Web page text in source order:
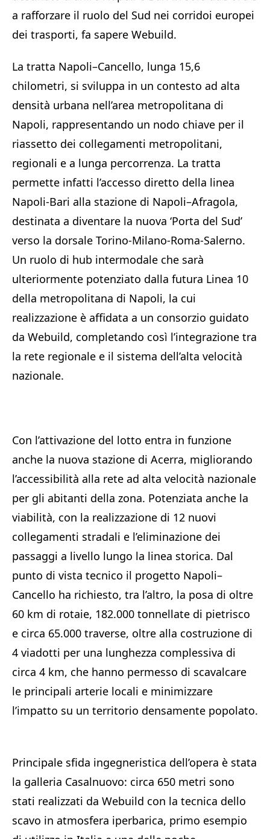
a rafforzare il ruolo del Sud nei corridoi europei
dei trasporti, fa sapere Webuild.
La tratta Napoli–Cancello, lunga 15,6
chilometri, si sviluppa in un contesto ad alta
densità urbana nell’area metropolitana di
Napoli, rappresentando un nodo chiave per il
riassetto dei collegamenti metropolitani,
regionali e a lunga percorrenza. La tratta
permette infatti l’accesso diretto della linea
Napoli-Bari alla stazione di Napoli–Afragola,
destinata a diventare la nuova ‘Porta del Sud’
verso la dorsale Torino-Milano-Roma-Salerno.
Un ruolo di hub intermodale che sarà
ulteriormente potenziato dalla futura Linea 10
della metropolitana di Napoli, la cui
realizzazione è affidata a un consorzio guidato
da Webuild, completando così l’integrazione tra
la rete regionale e il sistema dell’alta velocità
nazionale.
Con l’attivazione del lotto entra in funzione
anche la nuova stazione di Acerra, migliorando
l’accessibilità alla rete ad alta velocità nazionale
per gli abitanti della zona. Potenziata anche la
viabilità, con la realizzazione di 12 nuovi
collegamenti stradali e l’eliminazione dei
passaggi a livello lungo la linea storica. Dal
punto di vista tecnico il progetto Napoli–
Cancello ha richiesto, tra l’altro, la posa di oltre
60 km di rotaie, 182.000 tonnellate di pietrisco
e circa 65.000 traverse, oltre alla costruzione di
4 viadotti per una lunghezza complessiva di
circa 4 km, che hanno permesso di scavalcare
le principali arterie locali e minimizzare
l’impatto su un territorio densamente popolato.
Principale sfida ingegneristica dell’opera è stata
la galleria Casalnuovo: circa 650 metri sono
stati realizzati da Webuild con la tecnica dello
scavo in atmosfera iperbarica, primo esempio